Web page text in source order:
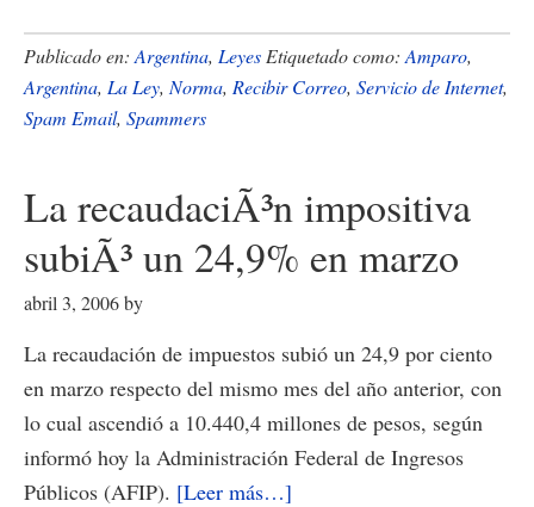
La
Ley
el
spam?
Publicado en: Argentina, Leyes Etiquetado como: Amparo,
Argentina, La Ley, Norma, Recibir Correo, Servicio de Internet,
Spam Email, Spammers
La recaudaciÃ³n impositiva
subiÃ³ un 24,9% en marzo
abril 3, 2006by
La recaudación de impuestos subió un 24,9 por ciento
en marzo respecto del mismo mes del año anterior, con
lo cual ascendió a 10.440,4 millones de pesos, según
informó hoy la Administración Federal de Ingresos
Públicos (AFIP). [Leer más…]